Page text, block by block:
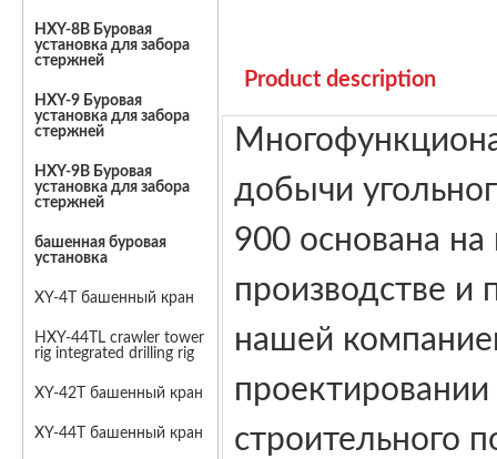
HXY-8B Буровая
установка для забора
стержней
HXY-9 Буровая
установка для забора
стержней
HXY-9B Буровая
установка для забора
стержней
башенная буровая
установка
XY-4T башенный кран
HXY-44TL crawler tower
rig integrated drilling rig
XY-42T башенный кран
XY-44T башенный кран
Product description
добычи
900 основана на
производстве и
нашей
строительного